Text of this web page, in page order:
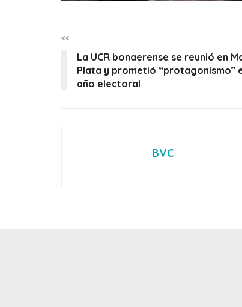
<<
La UCR bonaerense se reunió en
Plata y prometió “protagonismo”
año electoral
BVC